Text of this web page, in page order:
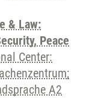
& Law:
Peace
Center:
A2